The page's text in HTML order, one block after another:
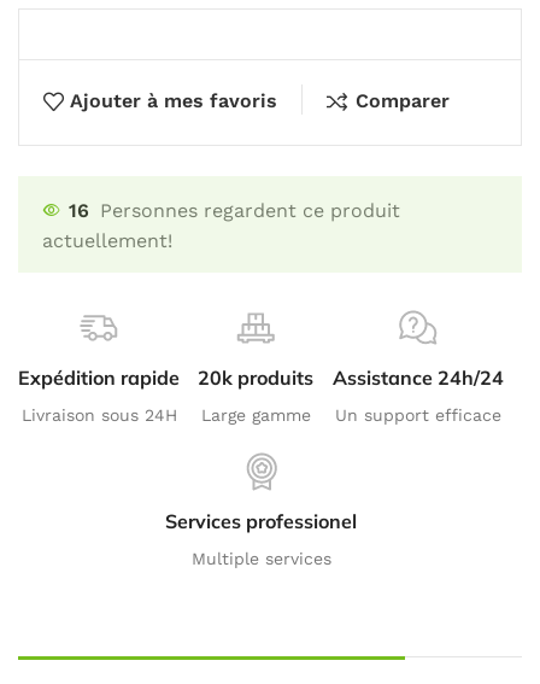
Ajouter à mes favoris Comparer
16 Personnes regardent ce produit
actuellement!
Expédition rapide
Livraison sous 24H
20k produits
Large gamme
Assistance 24h/24
Un support efficace
Services professionel
Multiple services